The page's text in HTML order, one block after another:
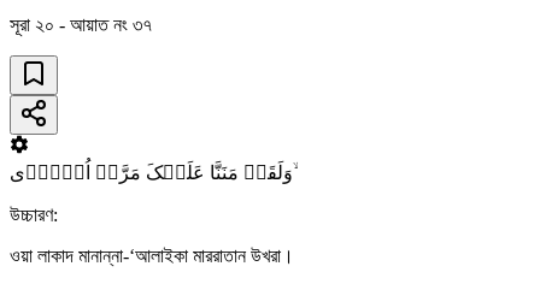
সূরা ২০ - আয়াত নং ৩৭
وَلَقَدۡ مَنَنَّا عَلَیۡکَ مَرَّۃً اُخۡرٰۤی ۙ
উচ্চারণ:
ওয়া লাকাদ মানান্না-‘আলাইকা মাররাতান উখরা।